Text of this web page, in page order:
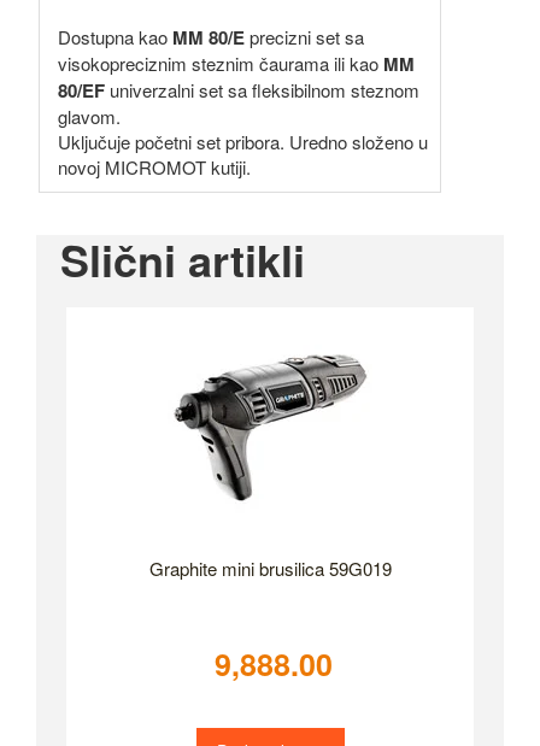
Dostupna kao MM 80/Eprecizni set sa
visokopreciznim steznim čaurama ili kao MM
80/EF univerzalni set sa fleksibilnom steznom
glavom.
Uključuje početni set pribora. Uredno složeno u
novoj MICROMOT kutiji.
Slični artikli
Graphite mini brusilica 59G019
9,888.00